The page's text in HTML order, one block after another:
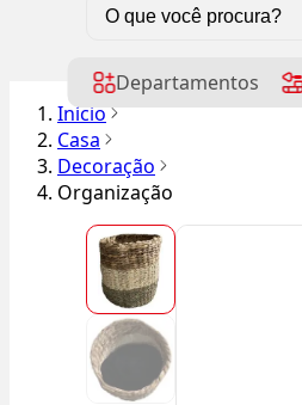
Departamentos
Início
Casa
Decoração
Organização